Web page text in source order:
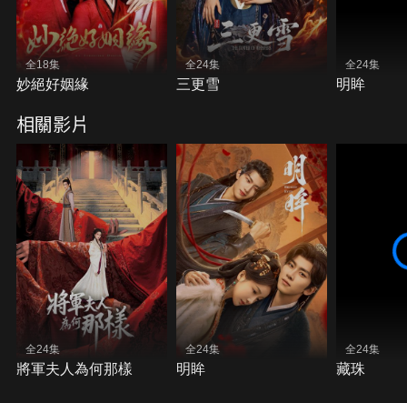
全18集
妙絕好姻緣
全24集
三更雪
全24集
明眸
相關影片
全24集
將軍夫人為何那樣
全24集
明眸
全24集
藏珠